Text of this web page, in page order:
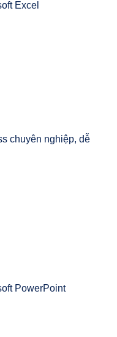
Excel
chuyên nghiệp, dễ
PowerPoint